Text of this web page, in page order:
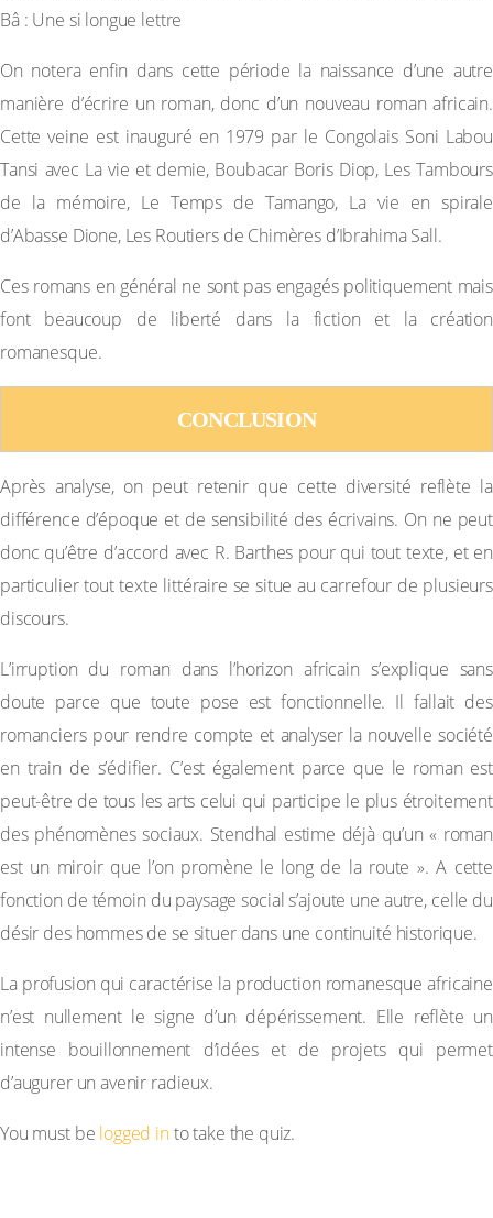
Bâ : Une si longue lettre
On notera enfin dans cette période la naissance d’une autre
manière d’écrire un roman, donc d’un nouveau roman africain.
Cette veine est inauguré en 1979 par le Congolais Soni Labou
Tansi avec La vie et demie, Boubacar Boris Diop, Les Tambours
de la mémoire, Le Temps de Tamango, La vie en spirale
d’Abasse Dione, Les Routiers de Chimères d’Ibrahima Sall.
Ces romans en général ne sont pas engagés politiquement mais
font beaucoup de liberté dans la fiction et la création
romanesque.
CONCLUSION
Après analyse, on peut retenir que cette diversité reflète la
différence d’époque et de sensibilité des écrivains. On ne peut
donc qu’être d’accord avec R. Barthes pour qui tout texte, et en
particulier tout texte littéraire se situe au carrefour de plusieurs
discours.
L’irruption du roman dans l’horizon africain s’explique sans
doute parce que toute pose est fonctionnelle. Il fallait des
romanciers pour rendre compte et analyser la nouvelle société
en train de s’édifier. C’est également parce que le roman est
peut-être de tous les arts celui qui participe le plus étroitement
des phénomènes sociaux. Stendhal estime déjà qu’un « roman
est un miroir que l’on promène le long de la route ». A cette
fonction de témoin du paysage social s’ajoute une autre, celle du
désir des hommes de se situer dans une continuité historique.
La profusion qui caractérise la production romanesque africaine
n’est nullement le signe d’un dépérissement. Elle reflète un
intense bouillonnement d’idées et de projets qui permet
d’augurer un avenir radieux.
You must be logged into take the quiz.